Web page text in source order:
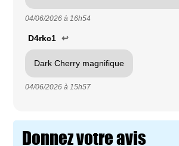
04/06/2026 à 16h54
D4rkc1 ↩
Dark Cherry magnifique
04/06/2026 à 15h57
Donnez votre avis